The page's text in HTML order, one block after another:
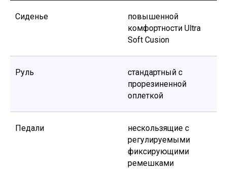
Сиденье
повышенной
комфортности Ultra
Soft Cusion
Руль
стандартный с
прорезиненной
оплеткой
Педали
нескользящие с
регулируемыми
фиксирующими
ремешками
Политика конфиденциальности